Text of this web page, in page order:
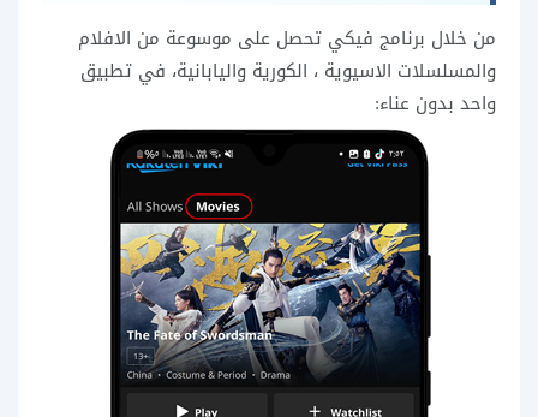
من خلال برنامج فيكي تحصل على موسوعة من الافلام
والمسلسلات الاسيوية ، الكورية واليابانية، في تطبيق
واحد بدون عناء: